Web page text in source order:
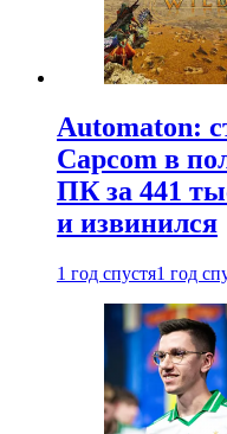
Automaton:
Capcom в
ПК за 441
и извинился
1 год спустя1 год